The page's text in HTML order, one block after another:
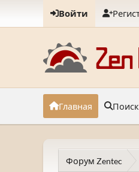
Войти
Главная Поиск
Форум Zentec